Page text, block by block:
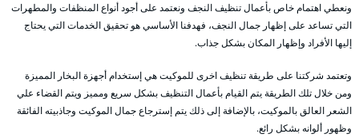
ونعطي اهتمام خاص بأعمال تنظيف النجف ونعتمد على أجود أنواع المنظفات والمطهرات
التي تساعد على إظهار جمال النجف، فهدفنا الأساسي هو تحقيق الخدمات التي يحتاج
إليها الأفراد وإظهار المكان بشكل جذاب.
وتعتمد شركتنا على طريقة تنظيف اخرى للموكيت هي إستخدام أجهزة البخار المميزة
ومن خلال تلك الطريقة يتم القيام بأعمال التنظيف بشكل سريع ومميز ويتم القضاء علي
الشعر العالق بالموكيت، بالإضافة إلى ذلك يتم إسترجاع جمال الموكيت وجاذبيته الفائقة
وظهور ألوانه بشكل رائع.